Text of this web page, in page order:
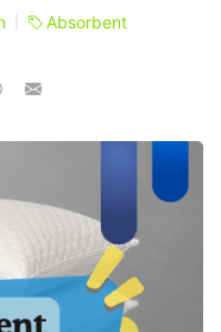
Absorbent